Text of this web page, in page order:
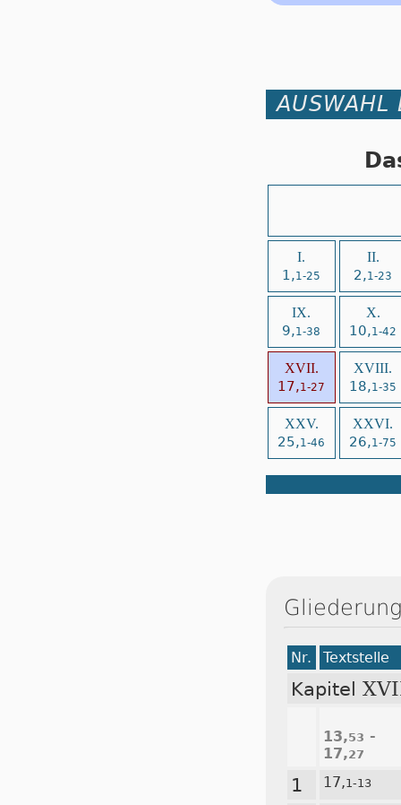
AUSWAHL
I.
1,1-25
II.
2,1-23
IX.
9,1-38
X.
10,1-42
XVII.
17,1-27
XVIII.
18,1-35
XXV.
25,1-46
XXVI.
26,1-75
Nr. Textstelle
Kapitel
13,53 -
17,27
1 17,1-13